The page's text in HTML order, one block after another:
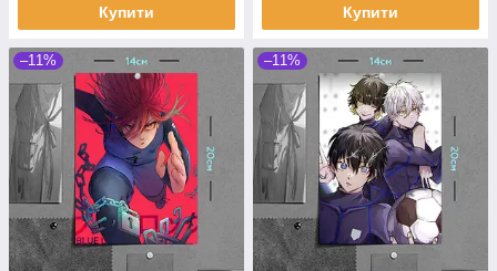
Купити Купити
–11% –11%